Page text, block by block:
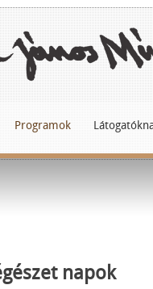
Programok
napok